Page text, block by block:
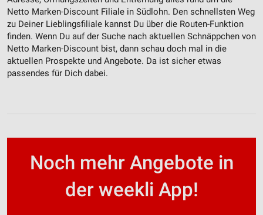
Netto Marken-Discount Filiale in Südlohn. Den schnellsten Weg
zu Deiner Lieblingsfiliale kannst Du über die Routen-Funktion
finden. Wenn Du auf der Suche nach aktuellen Schnäppchen von
Netto Marken-Discount bist, dann schau doch mal in die
aktuellen Prospekte und Angebote. Da ist sicher etwas
passendes für Dich dabei.
Noch mehr Angebote in
der weekli App!